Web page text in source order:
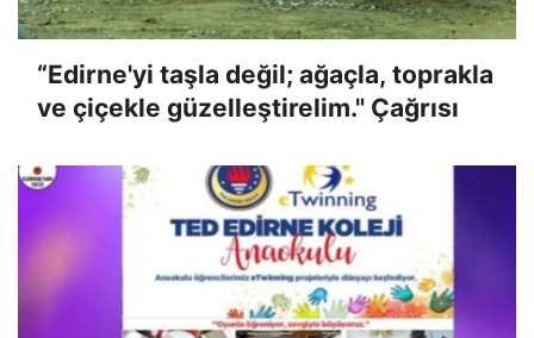
“Edirne'yi taşla değil; ağaçla, toprakla
ve çiçekle güzelleştirelim." Çağrısı